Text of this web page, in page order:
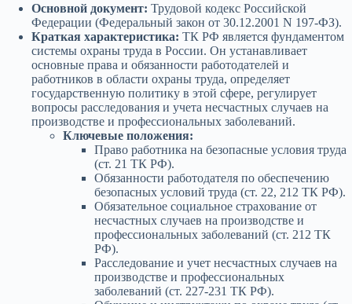
Основной документ: Трудовой кодекс Российской
Федерации (Федеральный закон от 30.12.2001 N 197-ФЗ).
Краткая характеристика: ТК РФ является фундаментом
системы охраны труда в России. Он устанавливает
основные права и обязанности работодателей и
работников в области охраны труда, определяет
государственную политику в этой сфере, регулирует
вопросы расследования и учета несчастных случаев на
производстве и профессиональных заболеваний.
Ключевые положения:
Право работника на безопасные условия труда
(ст. 21 ТК РФ).
Обязанности работодателя по обеспечению
безопасных условий труда (ст. 22, 212 ТК РФ).
Обязательное социальное страхование от
несчастных случаев на производстве и
профессиональных заболеваний (ст. 212 ТК
РФ).
Расследование и учет несчастных случаев на
производстве и профессиональных
заболеваний (ст. 227-231 ТК РФ).